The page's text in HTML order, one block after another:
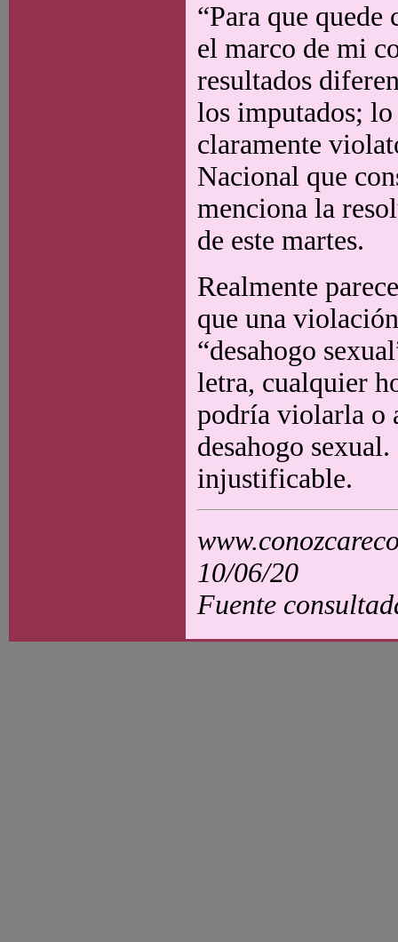
“Para que
el marco de mi
resultados
los imputados;
claramente
Nacional que
menciona la
de este martes.
Realmente
que una
“desahogo
letra, cualquier
podría violarla o
desahogo
injustificable.
10/06/20
Fuente